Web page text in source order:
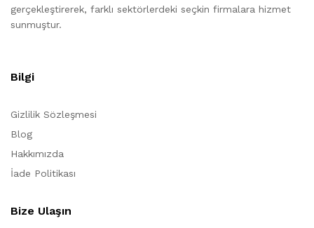
gerçekleştirerek, farklı sektörlerdeki seçkin firmalara hizmet
sunmuştur.
Bilgi
Gizlilik Sözleşmesi
Blog
Hakkımızda
İade Politikası
Bize Ulaşın